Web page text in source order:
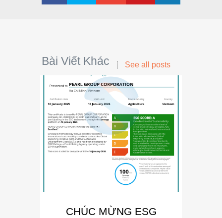
Bài Viết Khác See all posts
CHÚC MỪNG ESG